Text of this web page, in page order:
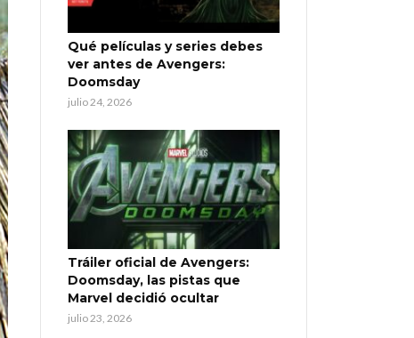
Qué películas y series debes
ver antes de Avengers:
Doomsday
julio 24, 2026
Tráiler oficial de Avengers:
Doomsday, las pistas que
Marvel decidió ocultar
julio 23, 2026